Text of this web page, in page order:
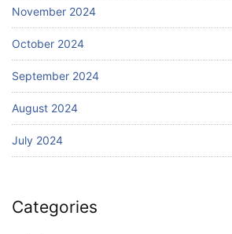
November 2024
October 2024
September 2024
August 2024
July 2024
Categories